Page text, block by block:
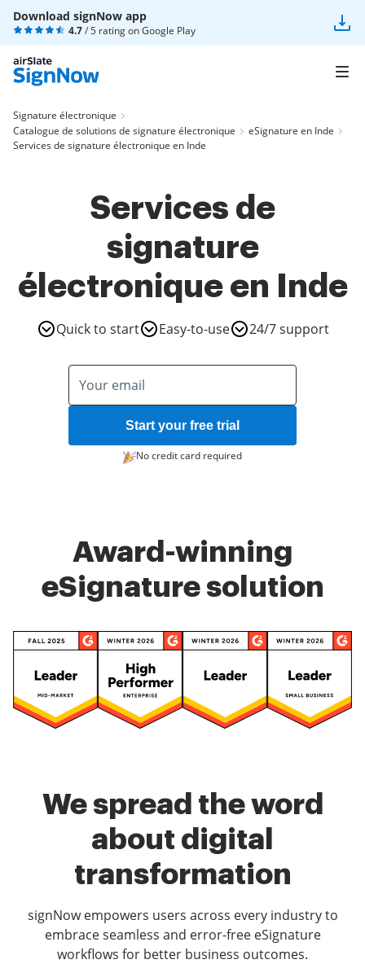
Download signNow app
4.7/ 5 rating onGoogle Play
Signature électronique
Catalogue de solutions de signature électronique
eSignature en Inde
Services de signature électronique en Inde
Services de
signature
électronique en Inde
Quick to start Easy-to-use 24/7 support
Start your free trial
No credit card required
Award-winning
eSignature solution
We spread the word
about digital
transformation
signNow empowers users across every industry to
embrace seamless and error-free eSignature
workflows for better business outcomes.